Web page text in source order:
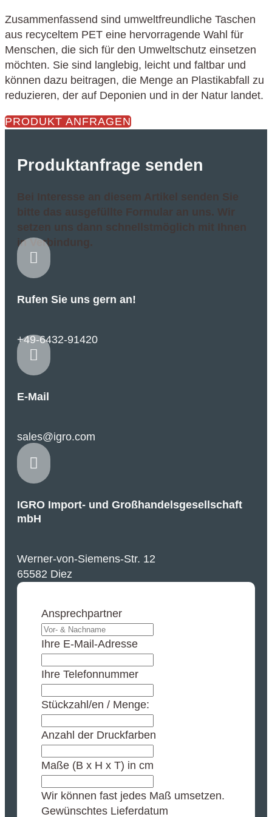
Zusammenfassend sind umweltfreundliche Taschen
aus recyceltem PET eine hervorragende Wahl für
Menschen, die sich für den Umweltschutz einsetzen
möchten. Sie sind langlebig, leicht und faltbar und
können dazu beitragen, die Menge an Plastikabfall zu
reduzieren, der auf Deponien und in der Natur landet.
PRODUKT ANFRAGEN
Produktanfrage senden
Bei Interesse an diesem Artikel senden Sie
bitte das ausgefüllte Formular an uns. Wir
setzen uns dann schnellstmöglich mit Ihnen
in Verbindung.

Rufen Sie uns gern an!
+49-6432-91420

E-Mail
sales@igro.com

IGRO Import- und Großhandelsgesellschaft
mbH
Werner-von-Siemens-Str. 12
65582 Diez
Ansprechpartner
Ihre E-Mail-Adresse
Ihre Telefonnummer
Stückzahl/en / Menge:
Anzahl der Druckfarben
Maße (B x H x T) in cm
Wir können fast jedes Maß umsetzen.
Gewünschtes Lieferdatum